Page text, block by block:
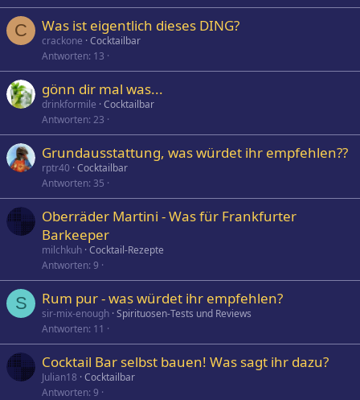
C Was ist eigentlich dieses DING?
crackone Cocktailbar
Antworten 13
gönn dir mal was...
drinkformile Cocktailbar
Antworten 23
Grundausstattung, was würdet ihr empfehlen??
rptr40 Cocktailbar
Antworten 35
Oberräder Martini - Was für Frankfurter
Barkeeper
milchkuh Cocktail-Rezepte
Antworten 9
S Rum pur - was würdet ihr empfehlen?
sir-mix-enough Spirituosen-Tests und Reviews
Antworten 11
Cocktail Bar selbst bauen! Was sagt ihr dazu?
Julian18 Cocktailbar
Antworten 9